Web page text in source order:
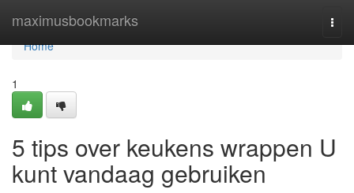
maximusbookmarks
Home
Home
1
5 tips over keukens wrappen U
kunt vandaag gebruiken